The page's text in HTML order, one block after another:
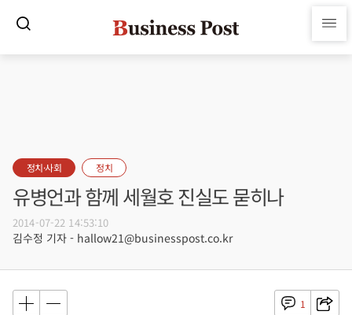
정치·사회 정치
유병언과 함께 세월호 진실도 묻히나
2014-07-22 14:53:10
김수정 기자 - hallow21@businesspost.co.kr
1